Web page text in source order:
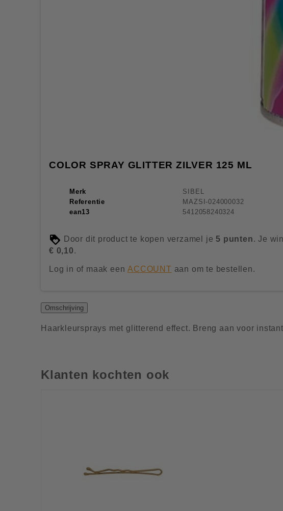
COLOR SPRAY GLITTER ZILVER 125 ML
Merk
SIBEL
Referentie
MAZSI-024000032
ean13
5412058240324
Door dit product te kopen verzamel je 5 punten. Je
€ 0,10.
Log in of maak eenACCOUNT aan om te bestellen.
Omschrijving
Haarkleursprays met glitterend effect. Breng aan voor
Klanten kochten ook